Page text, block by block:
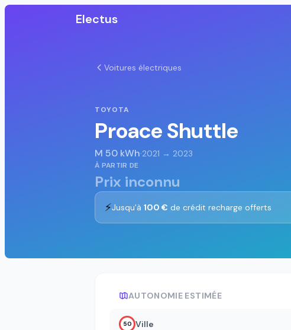
Electus
Voitures électriques
TOYOTA
Proace Shuttle
M 50 kWh·2021 → 2023
À PARTIR DE
Prix inconnu
⚡Jusqu'à 100 € de crédit recharge offerts
AUTONOMIE ESTIMÉE
50 Ville